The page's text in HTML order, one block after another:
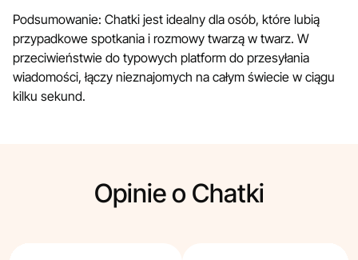
Podsumowanie: Chatki jest idealny dla osób, które lubią
przypadkowe spotkania i rozmowy twarzą w twarz. W
przeciwieństwie do typowych platform do przesyłania
wiadomości, łączy nieznajomych na całym świecie w ciągu
kilku sekund.
Opinie o Chatki